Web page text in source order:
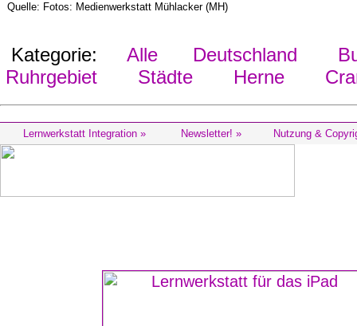
Quelle: Fotos: Medienwerkstatt Mühlacker (MH)
Kategorie: Alle Deutschland
Ruhrgebiet
Städte Herne
Lernwerkstatt Integration » Newsletter! » Nutzung &